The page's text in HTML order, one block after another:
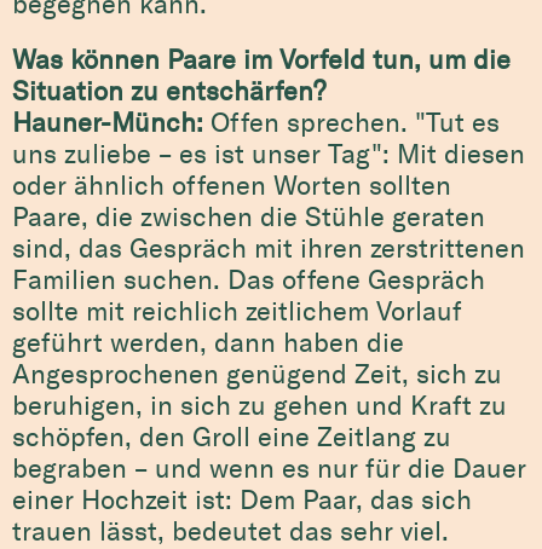
Was können Paare im Vorfeld tun, um die
Situation zu entschärfen?
Hauner-Münch: Offen sprechen. "Tut es
uns zuliebe – es ist unser Tag": Mit diesen
oder ähnlich offenen Worten sollten
Paare, die zwischen die Stühle geraten
sind, das Gespräch mit ihren zerstrittenen
Familien suchen. Das offene Gespräch
sollte mit reichlich zeitlichem Vorlauf
geführt werden, dann haben die
Angesprochenen genügend Zeit, sich zu
beruhigen, in sich zu gehen und Kraft zu
schöpfen, den Groll eine Zeitlang zu
begraben – und wenn es nur für die Dauer
einer Hochzeit ist: Dem Paar, das sich
trauen lässt, bedeutet das sehr viel.